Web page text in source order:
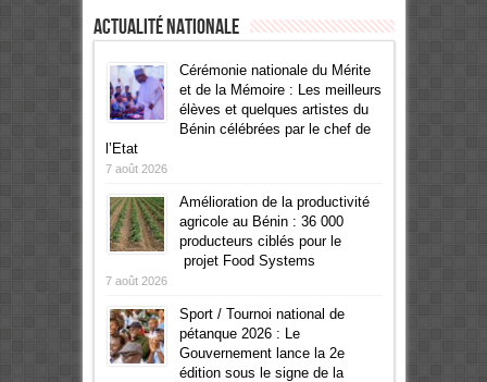
Actualité Nationale
Cérémonie nationale du Mérite
et de la Mémoire : Les meilleurs
élèves et quelques artistes du
Bénin célébrées par le chef de
l’Etat
7 août 2026
Amélioration de la productivité
agricole au Bénin : 36 000
producteurs ciblés pour le
projet Food Systems
7 août 2026
Sport / Tournoi national de
pétanque 2026 : Le
Gouvernement lance la 2e
édition sous le signe de la